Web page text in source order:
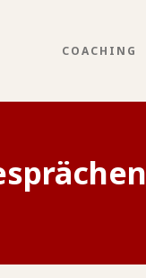
COACHING